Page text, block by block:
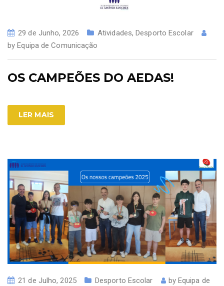
29 de Junho, 2026 Atividades, Desporto Escolar
by Equipa de Comunicação
OS CAMPEÕES DO AEDAS!
LER MAIS
21 de Julho, 2025 Desporto Escolar by Equipa de